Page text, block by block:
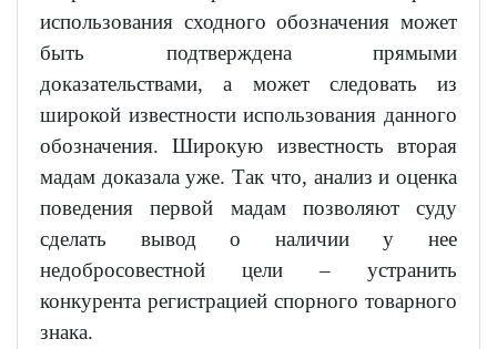
использования сходного обозначения может
быть подтверждена прямыми
доказательствами, а может следовать из
широкой известности использования данного
обозначения. Широкую известность вторая
мадам доказала уже. Так что, анализ и оценка
поведения первой мадам позволяют суду
сделать вывод о наличии у нее
недобросовестной цели – устранить
конкурента регистрацией спорного товарного
знака.